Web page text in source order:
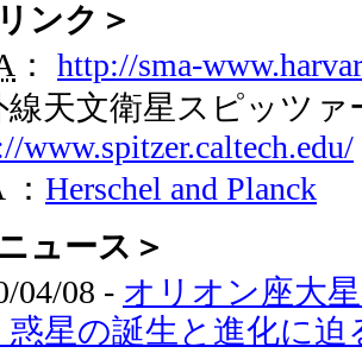
ンク＞
： http://sma-
線天文衛星スピッツァ
www.spitzer.caltech.edu/
Herschel and Planck
ュース＞
04/08 - オリオン座大
惑星の誕生と進化に迫